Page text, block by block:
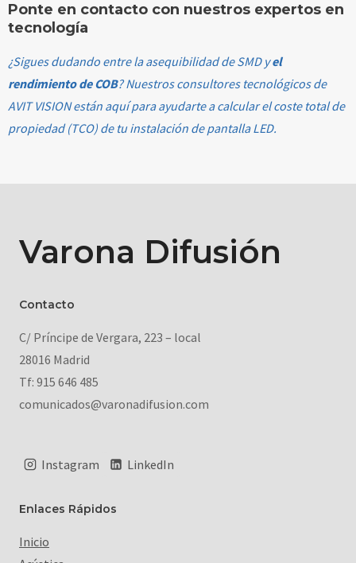
Ponte en contacto con nuestros expertos en
tecnología
¿Sigues dudando entre la asequibilidad de SMD yel
rendimiento de COB? Nuestros consultores tecnológicos de
AVIT VISION están aquí para ayudarte a calcular el coste total de
propiedad (TCO) de tu instalación de pantalla LED.
Varona Difusión
Contacto
C/ Príncipe de Vergara, 223 – local
28016 Madrid
Tf: 915 646 485
comunicados@varonadifusion.com
Instagram LinkedIn
Enlaces Rápidos
Inicio